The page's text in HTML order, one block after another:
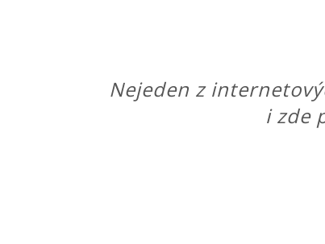
Nejeden z
i zde